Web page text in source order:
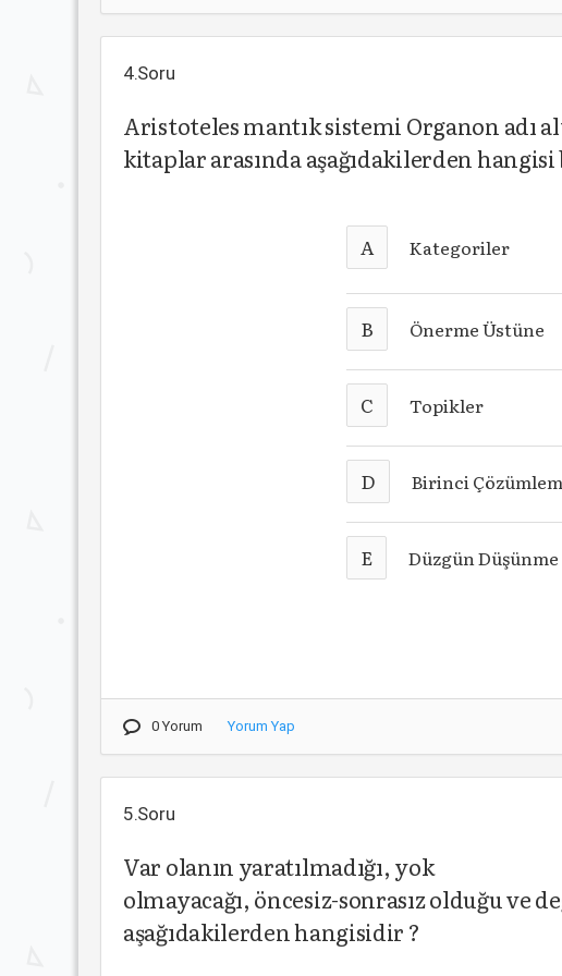
4.Soru
Aristoteles mantık sistemi Organon adı
kitaplar arasında aşağıdakilerden
A Kategoriler
B Önerme Üstüne
C Topikler
D Birinci
E Düzgün
0 Yorum Yorum Yap
5.Soru
Var olanın yaratılmadığı, yok
olmayacağı, öncesiz-sonrasız olduğu ve
aşağıdakilerden hangisidir ?